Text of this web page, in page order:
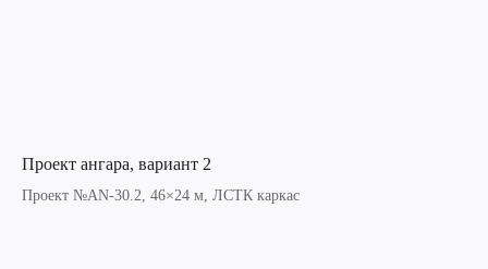
Проект ангара, вариант 2
Проект №AN-30.2, 46×24 м, ЛСТК каркас